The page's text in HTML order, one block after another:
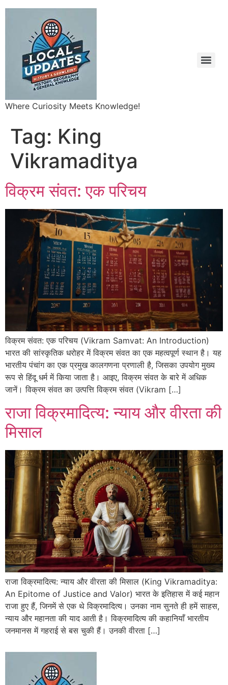
Where Curiosity Meets Knowledge!
Tag: King
Vikramaditya
विक्रम संवत: एक परिचय
विक्रम संवत: एक परिचय (Vikram Samvat: An Introduction)
भारत की सांस्कृतिक धरोहर में विक्रम संवत का एक महत्वपूर्ण स्थान है। यह
भारतीय पंचांग का एक प्रमुख कालगणना प्रणाली है, जिसका उपयोग मुख्य
रूप से हिंदू धर्म में किया जाता है। आइए, विक्रम संवत के बारे में अधिक
जानें। विक्रम संवत का उत्पत्ति विक्रम संवत (Vikram […]
राजा विक्रमादित्य: न्याय और वीरता की
मिसाल
राजा विक्रमादित्य: न्याय और वीरता की मिसाल (King Vikramaditya:
An Epitome of Justice and Valor) भारत के इतिहास में कई महान
राजा हुए हैं, जिनमें से एक थे विक्रमादित्य। उनका नाम सुनते ही हमें साहस,
न्याय और महानता की याद आती है। विक्रमादित्य की कहानियाँ भारतीय
जनमानस में गहराई से बस चुकी हैं। उनकी वीरता […]